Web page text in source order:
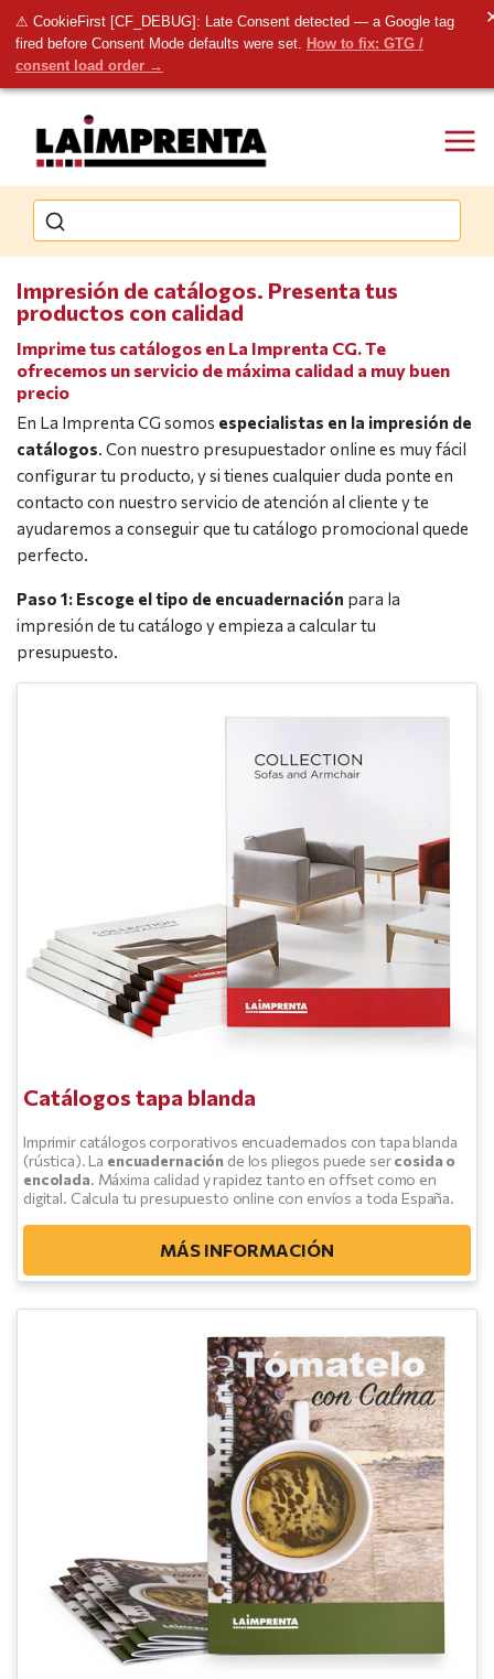
⚠ CookieFirst [CF_DEBUG]: Late Consent detected — a Google tag
fired before Consent Mode defaults were set. How to fix: GTG /
consent load order →
Impresión de catálogos. Presenta tus
productos con calidad
Imprime tus catálogos en La Imprenta CG. Te
ofrecemos un servicio de máxima calidad a muy buen
precio
En La Imprenta CG somos especialistas en la impresión de
catálogos. Con nuestro presupuestador online es muy fácil
configurar tu producto, y si tienes cualquier duda ponte en
contacto con nuestro servicio de atención al cliente y te
ayudaremos a conseguir que tu catálogo promocional quede
perfecto.
Paso 1: Escoge el tipo de encuadernación para la
impresión de tu catálogo y empieza a calcular tu
presupuesto.
Catálogos tapa blanda
Imprimir catálogos corporativos encuadernados con tapa blanda
(rústica). La encuadernación de los pliegos puede sercosida o
encolada. Máxima calidad y rapidez tanto en offset como en
digital. Calcula tu presupuesto online con envíos a toda España.
MÁS INFORMACIÓN